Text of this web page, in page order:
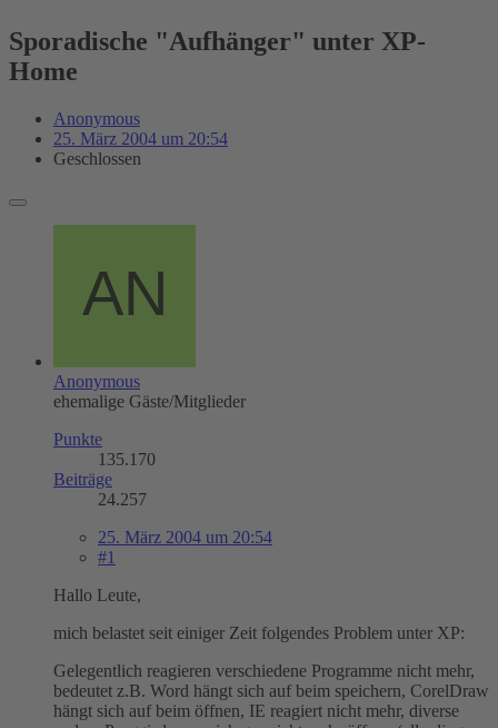
Sporadische "Aufhänger" unter XP-
Home
Anonymous
25. März 2004 um 20:54
Geschlossen
Anonymous
ehemalige Gäste/Mitglieder
Punkte
135.170
Beiträge
24.257
25. März 2004 um 20:54
#1
Hallo Leute,
mich belastet seit einiger Zeit folgendes Problem unter XP:
Gelegentlich reagieren verschiedene Programme nicht mehr,
bedeutet z.B. Word hängt sich auf beim speichern, CorelDraw
hängt sich auf beim öffnen, IE reagiert nicht mehr, diverse